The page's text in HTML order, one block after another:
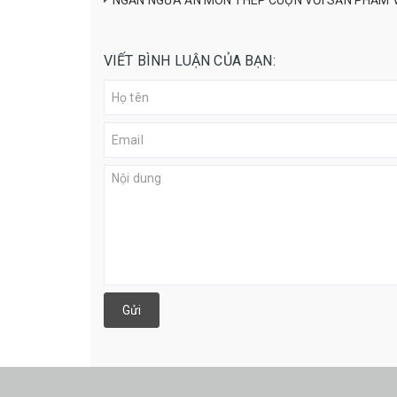
VIẾT BÌNH LUẬN CỦA BẠN:
Gửi